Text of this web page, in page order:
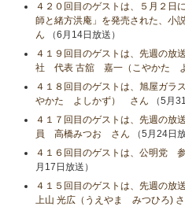
４２０回目のゲストは、５月２日
師と緒方洪庵」を発売された、
ん （6月14日放送）
４１９回目のゲストは、先週の放
社 代表 古舘 嘉一（こやかた
４１８回目のゲストは、旭屋ガ
やかた よしかず） さん （5月
４１７回目のゲストは、先週の
員 高橋みつお さん （5月24日放
４１６回目のゲストは、公明党
月17日放送）
４１５回目のゲストは、先週の放
上山 光広（うえやま みつひろ)